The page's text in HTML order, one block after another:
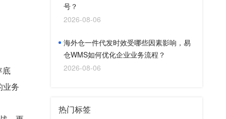
底
业务
号？
2026-08-06
海外仓一件代发时效受哪些因素影响，易
仓WMS如何优化企业业务流程？
2026-08-06
热门标签